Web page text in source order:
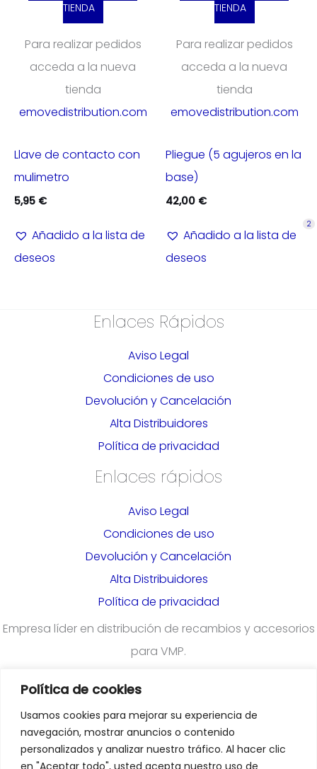
Política de cookies
Usamos cookies para mejorar su experiencia de
navegación, mostrar anuncios o contenido
personalizados y analizar nuestro tráfico. Al hacer clic
en "Aceptar todo", usted acepta nuestro uso de
TIENDA
Para realizar pedidos
acceda a la nueva
tienda
emovedistribution.com
Llave de contacto con
mulimetro
5,95 €
Añadido a la lista de
deseos
TIENDA
Para realizar pedidos
acceda a la nueva
tienda
emovedistribution.com
Pliegue (5 agujeros en la
base)
42,00 €
Añadido a la lista de
deseos
2
Enlaces Rápidos
Aviso Legal
Condiciones de uso
Devolución y Cancelación
Alta Distribuidores
Política de privacidad
Enlaces rápidos
Aviso Legal
Condiciones de uso
Devolución y Cancelación
Alta Distribuidores
Política de privacidad
Empresa líder en distribución de recambios y accesorios
para VMP.
¿Quieres darte de alta en nuestra plataforma para
profesionales?Rellena el formulario